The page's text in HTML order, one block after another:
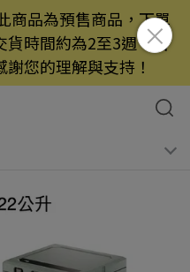
商品為預售商品，下單
貨時間約為2至3週，若
您的理解與支持！